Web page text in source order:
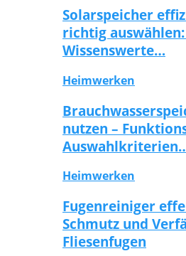
Solarspeicher
richtig
Wissenswerte…
Heimwerken
nutzen –
Heimwerken
Fugenreiniger
Schmutz und
Fliesenfugen